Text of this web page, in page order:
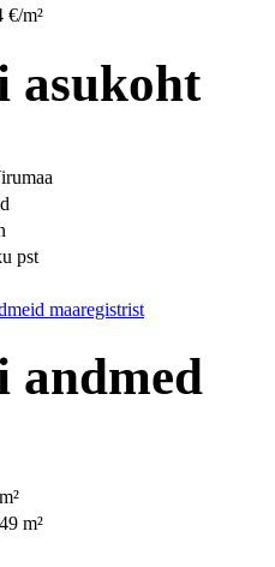
€/m²
asukoht
pst
maaregistrist
andmed
m²